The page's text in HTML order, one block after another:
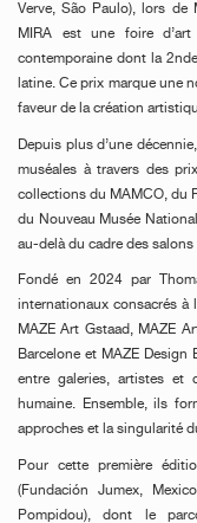
Verve, São Paulo), lors de
MIRA est une foire
contemporaine dont la
latine. Ce prix marque une
faveur de la création
Depuis plus d’une
muséales à travers des
collections du MAMCO, du
du Nouveau Musée
au-delà du cadre des
Fondé en 2024 par
internationaux consacrés à
MAZE Art Gstaad, MAZE
Barcelone et MAZE Design
entre galeries, artistes et
humaine. Ensemble, ils
approches et la singularité
Pour cette première
(Fundación Jumex,
Pompidou), dont le